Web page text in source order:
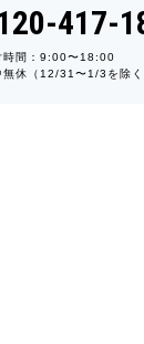
417-
時間：9:00〜18:00
無休（12/31〜1/3を除く